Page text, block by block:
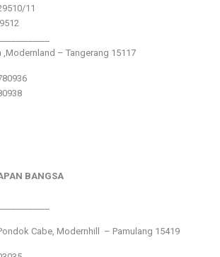
11
,Modernland – Tangerang 15117
BANGSA
Cabe, Modernhill – Pamulang 15419